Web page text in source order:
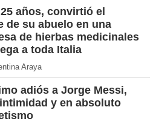
años, convirtió el
de su abuelo en una
de hierbas medicinales
a toda Italia
Araya
adiós a Jorge Messi,
y en absoluto